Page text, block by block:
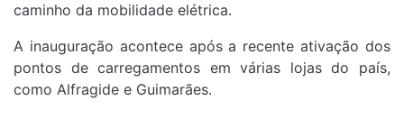
caminho da mobilidade elétrica.
A inauguração acontece após a recente ativação dos
pontos de carregamentos em várias lojas do país,
como Alfragide e Guimarães.